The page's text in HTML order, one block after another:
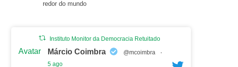
redor do mundo
Instituto Monitor da Democracia Retuitado
Avatar Márcio Coimbra @mcoimbra
·
5 ago